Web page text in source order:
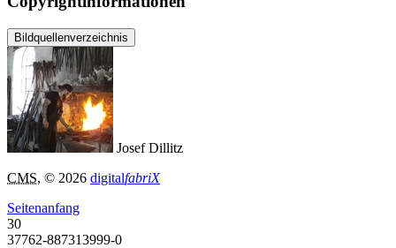
Bildquellenverzeichnis
Josef Dillitz
CMS, © 2026 digitalfabriX
Seitenanfang
30
37762-887313999-0